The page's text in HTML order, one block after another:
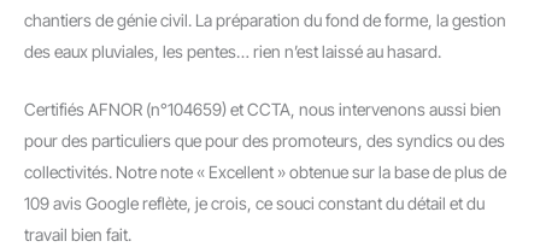
chantiers de génie civil. La préparation du fond de forme, la gestion
des eaux pluviales, les pentes… rien n’est laissé au hasard.
Certifiés AFNOR (n°104659) et CCTA, nous intervenons aussi bien
pour des particuliers que pour des promoteurs, des syndics ou des
collectivités. Notre note « Excellent » obtenue sur la base de plus de
109 avis Google reflète, je crois, ce souci constant du détail et du
travail bien fait.